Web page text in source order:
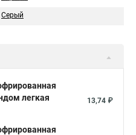
Серый
легкая
13,74 ₽